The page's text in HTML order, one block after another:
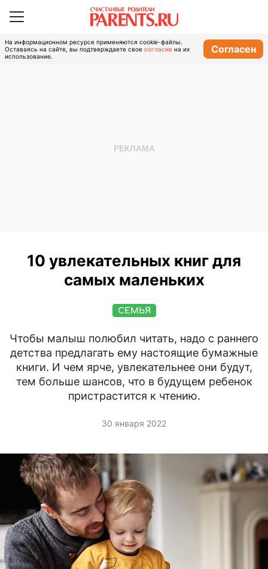
На информационном ресурсе применяются cookie-файлы.
Оставаясь на сайте, вы подтверждаете свое согласие на их
использование.
Согласен
10 увлекательных книг для
самых маленьких
СЕМЬЯ
Чтобы малыш полюбил читать, надо с раннего
детства предлагать ему настоящие бумажные
книги. И чем ярче, увлекательнее они будут,
тем больше шансов, что в будущем ребенок
пристрастится к чтению.
30 января 2022